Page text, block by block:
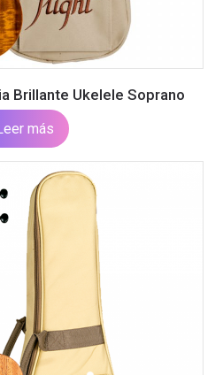
Brillante Ukelele Soprano
más